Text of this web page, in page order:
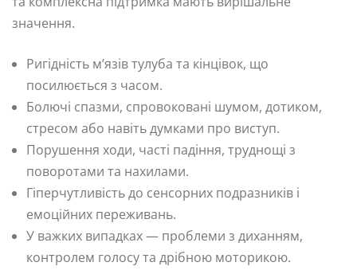
значення.
Ригідність м’язів тулуба та кінцівок, що
посилюється з часом.
Болючі спазми, спровоковані шумом, дотиком,
стресом або навіть думками про виступ.
Порушення ходи, часті падіння, труднощі з
поворотами та нахилами.
Гіперчутливість до сенсорних подразників і
емоційних переживань.
У важких випадках — проблеми з диханням,
контролем голосу та дрібною моторикою.